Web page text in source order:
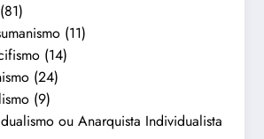
(81)
(11)
(14)
(24)
(9)
ou Anarquista Individualista